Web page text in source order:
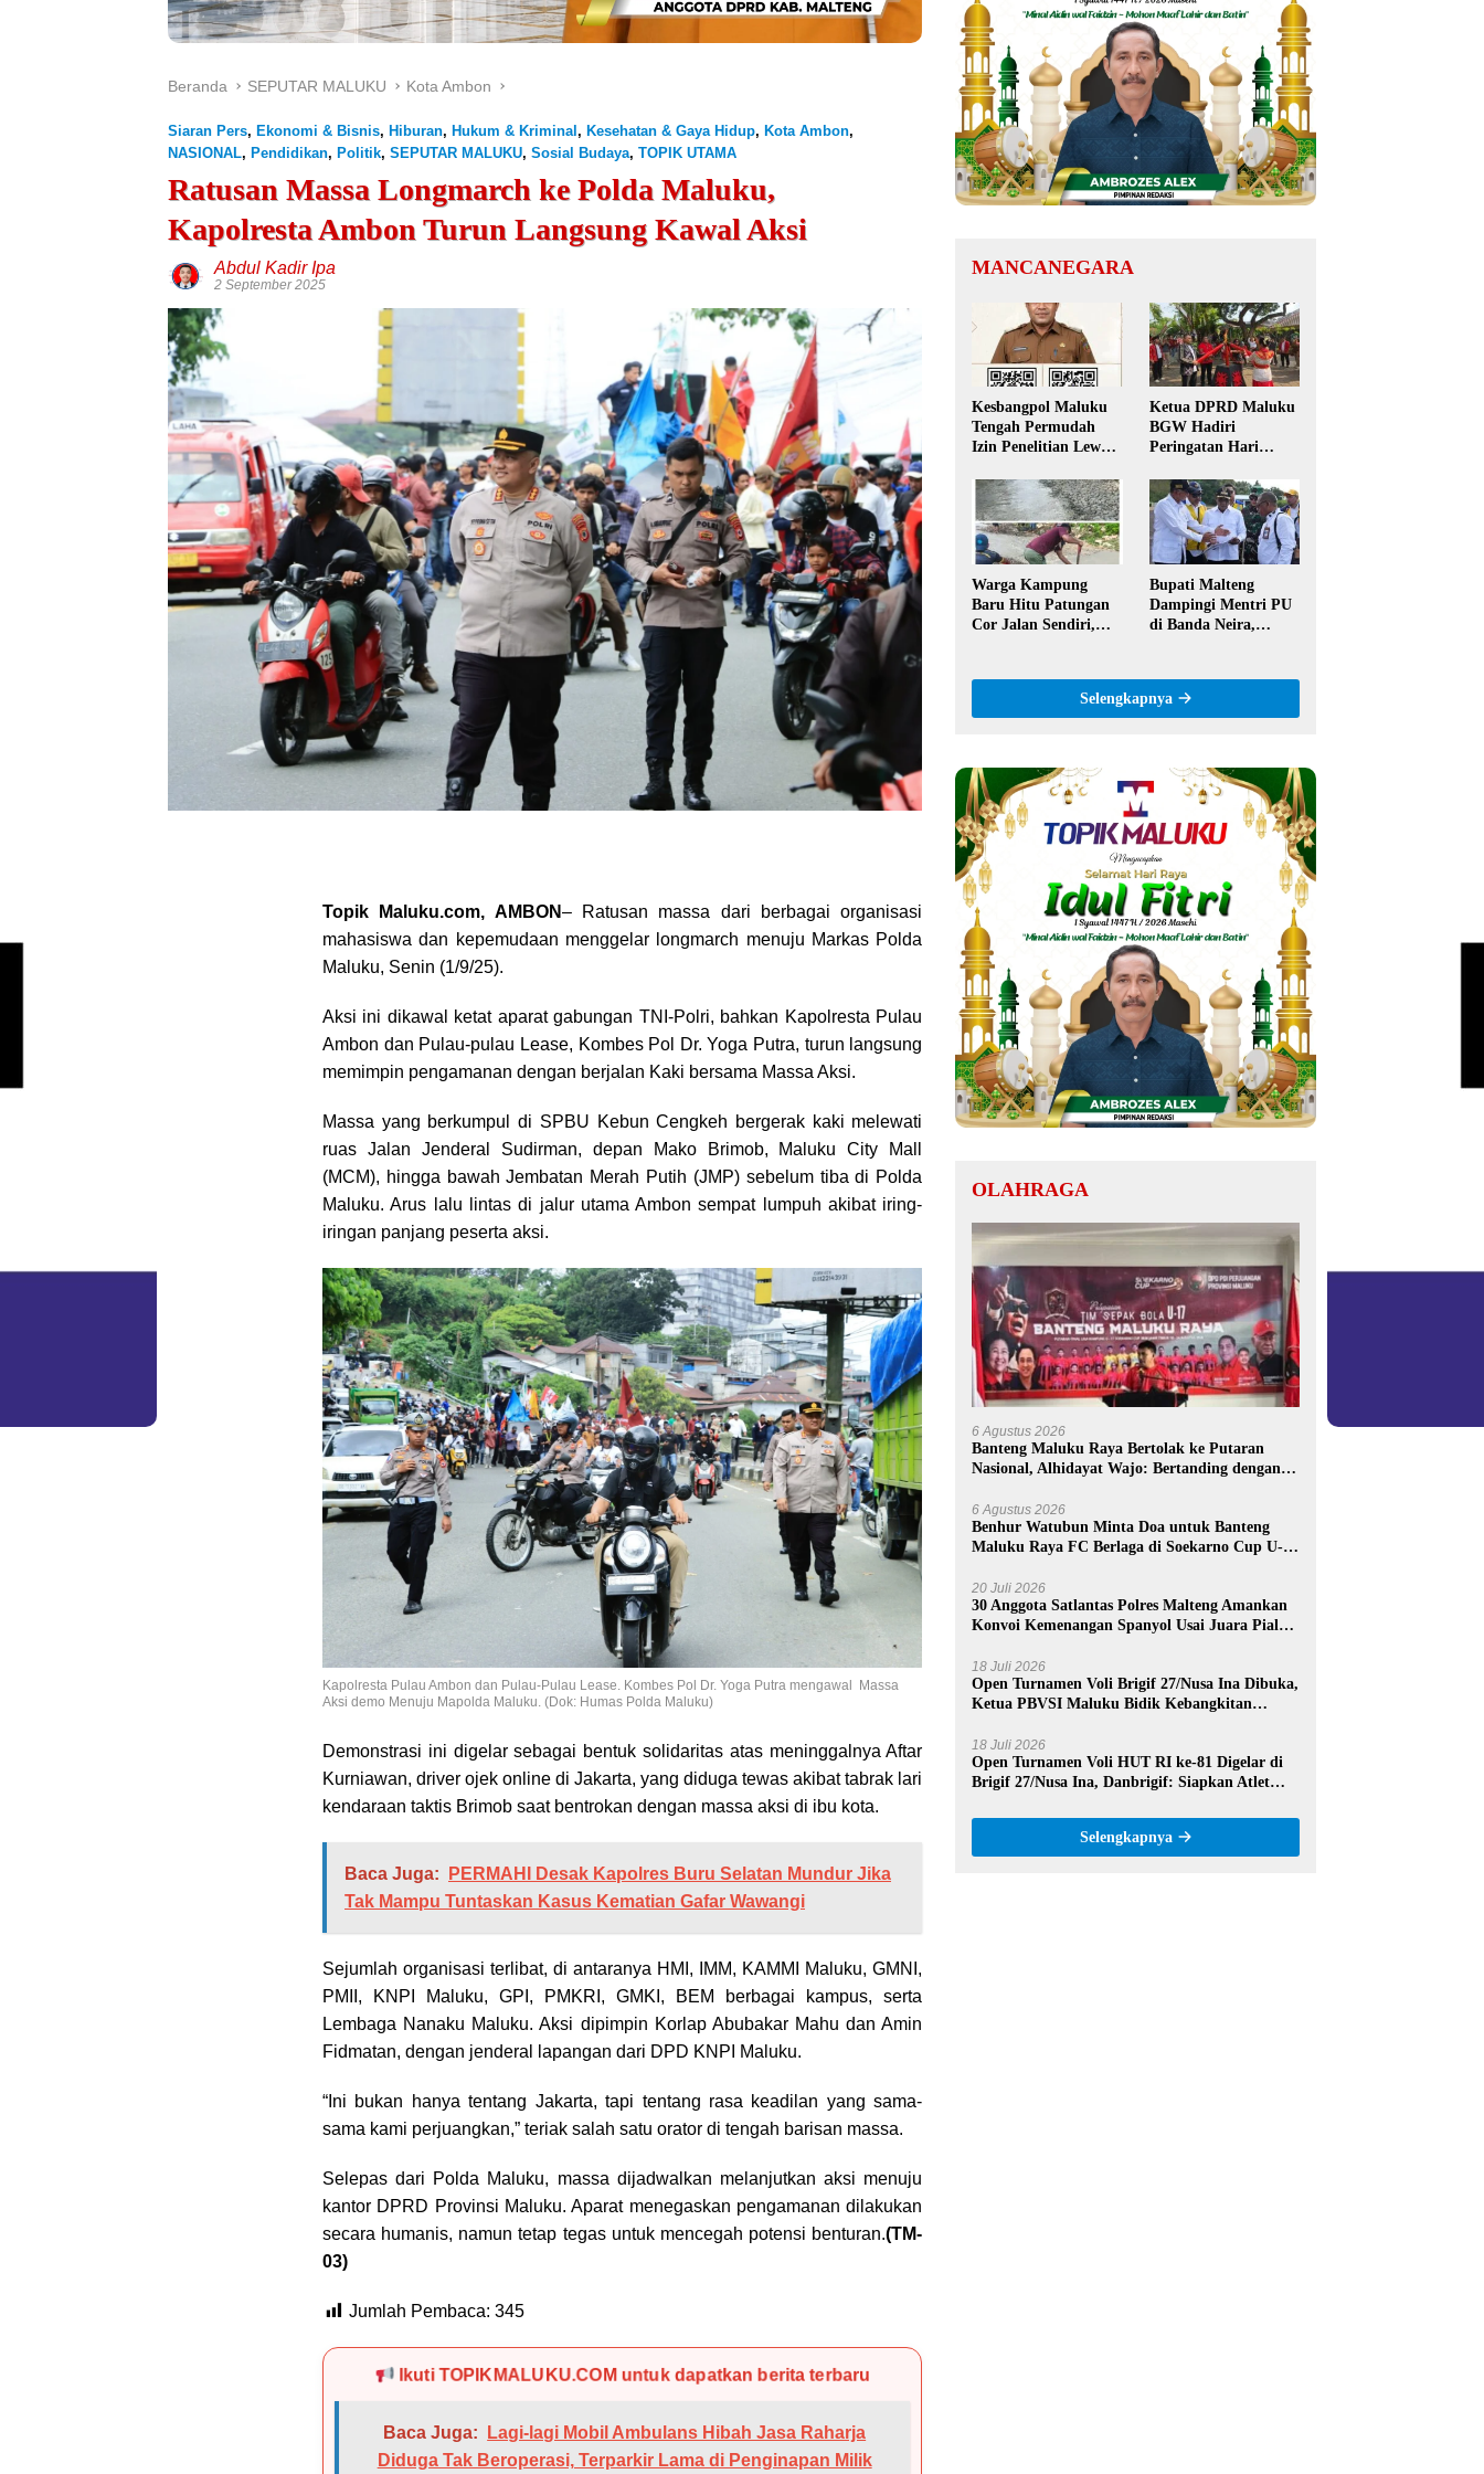
Beranda SEPUTAR MALUKU Kota Ambon
Siaran Pers, Ekonomi & Bisnis, Hiburan, Hukum & Kriminal, Kesehatan & Gaya Hidup, Kota Ambon,
NASIONAL, Pendidikan, Politik, SEPUTAR MALUKU, Sosial Budaya, TOPIK UTAMA
Ratusan Massa Longmarch ke Polda Maluku,
Kapolresta Ambon Turun Langsung Kawal Aksi
Abdul Kadir Ipa
2 September 2025
Topik Maluku.com, AMBON– Ratusan massa dari berbagai organisasi
mahasiswa dan kepemudaan menggelar longmarch menuju Markas Polda
Maluku, Senin (1/9/25).
Aksi ini dikawal ketat aparat gabungan TNI-Polri, bahkan Kapolresta Pulau
Ambon dan Pulau-pulau Lease, Kombes Pol Dr. Yoga Putra, turun langsung
memimpin pengamanan dengan berjalan Kaki bersama Massa Aksi.
Massa yang berkumpul di SPBU Kebun Cengkeh bergerak kaki melewati
ruas Jalan Jenderal Sudirman, depan Mako Brimob, Maluku City Mall
(MCM), hingga bawah Jembatan Merah Putih (JMP) sebelum tiba di Polda
Maluku. Arus lalu lintas di jalur utama Ambon sempat lumpuh akibat iring-
iringan panjang peserta aksi.
Kapolresta Pulau Ambon dan Pulau-Pulau Lease. Kombes Pol Dr. Yoga Putra mengawal Massa
Aksi demo Menuju Mapolda Maluku. (Dok: Humas Polda Maluku)
Demonstrasi ini digelar sebagai bentuk solidaritas atas meninggalnya Aftar
Kurniawan, driver ojek online di Jakarta, yang diduga tewas akibat tabrak lari
kendaraan taktis Brimob saat bentrokan dengan massa aksi di ibu kota.
Baca Juga:
PERMAHI Desak Kapolres Buru Selatan Mundur Jika
Tak Mampu Tuntaskan Kasus Kematian Gafar Wawangi
Sejumlah organisasi terlibat, di antaranya HMI, IMM, KAMMI Maluku, GMNI,
PMII, KNPI Maluku, GPI, PMKRI, GMKI, BEM berbagai kampus, serta
Lembaga Nanaku Maluku. Aksi dipimpin Korlap Abubakar Mahu dan Amin
Fidmatan, dengan jenderal lapangan dari DPD KNPI Maluku.
“Ini bukan hanya tentang Jakarta, tapi tentang rasa keadilan yang sama-
sama kami perjuangkan,” teriak salah satu orator di tengah barisan massa.
Selepas dari Polda Maluku, massa dijadwalkan melanjutkan aksi menuju
kantor DPRD Provinsi Maluku. Aparat menegaskan pengamanan dilakukan
secara humanis, namun tetap tegas untuk mencegah potensi benturan.(TM-
03)
Jumlah Pembaca: 345
Ikuti TOPIKMALUKU.COM untuk dapatkan berita terbaru
Baca Juga:
Lagi-lagi Mobil Ambulans Hibah Jasa Raharja
Diduga Tak Beroperasi, Terparkir Lama di Penginapan Milik
MANCANEGARA
Kesbangpol Maluku
Tengah Permudah
Izin Penelitian Lewat
Tak Perlu Datang ke
Kantor
Ketua DPRD Maluku
BGW Hadiri
Peringatan Hari
Salatiga, Gaungkan
Semangat Hidop
Orang Basudara
Warga Kampung
Baru Hitu Patungan
Cor Jalan Sendiri,
Pemerintah
Bupati Malteng
Dampingi Mentri PU
di Banda Neira,
Jadi 2,2 Km
Selengkapnya
OLAHRAGA
6 Agustus 2026
Banteng Maluku Raya Bertolak ke Putaran
Nasional, Alhidayat Wajo: Bertanding dengan
6 Agustus 2026
Benhur Watubun Minta Doa untuk Banteng
Maluku Raya FC Berlaga di Soekarno Cup U-17
20 Juli 2026
30 Anggota Satlantas Polres Malteng Amankan
Konvoi Kemenangan Spanyol Usai Juara Piala
18 Juli 2026
Open Turnamen Voli Brigif 27/Nusa Ina Dibuka,
Ketua PBVSI Maluku Bidik Kebangkitan
18 Juli 2026
Open Turnamen Voli HUT RI ke-81 Digelar di
Brigif 27/Nusa Ina, Danbrigif: Siapkan Atlet
Selengkapnya